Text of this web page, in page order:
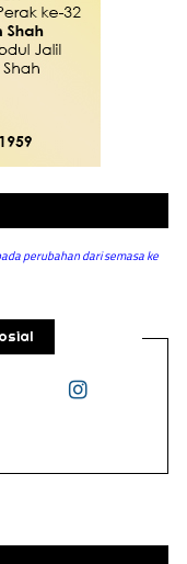
perubahan dari semasa ke